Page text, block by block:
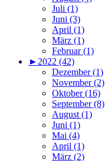
Juli (1)
Juni (3)
April (1)
März (1)
Februar (1)
► 2022 (42)
Dezember (1)
November (2)
Oktober (16)
September (8)
August (1)
Juni (1)
Mai (4)
April (1)
März (2)